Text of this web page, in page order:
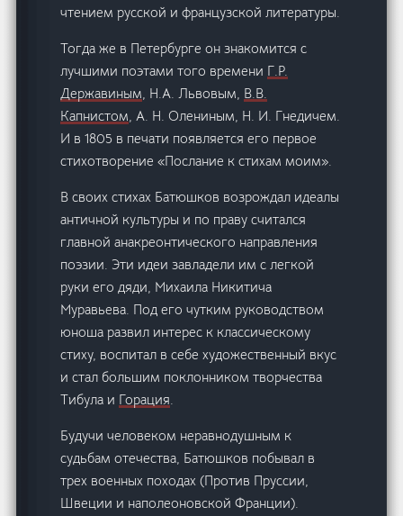
чтением русской и французской литературы.
Тогда же в Петербурге он знакомится с
лучшими поэтами того времени Г.Р.
Державиным, Н.А. Львовым, В.В.
Капнистом, А. Н. Олениным, Н. И. Гнедичем.
И в 1805 в печати появляется его первое
стихотворение «Послание к стихам моим».
В своих стихах Батюшков возрождал идеалы
античной культуры и по праву считался
главной анакреонтического направления
поэзии. Эти идеи завладели им с легкой
руки его дяди, Михаила Никитича
Муравьева. Под его чутким руководством
юноша развил интерес к классическому
стиху, воспитал в себе художественный вкус
и стал большим поклонником творчества
Тибула и Горация.
Будучи человеком неравнодушным к
судьбам отечества, Батюшков побывал в
трех военных походах (Против Пруссии,
Швеции и наполеоновской Франции).